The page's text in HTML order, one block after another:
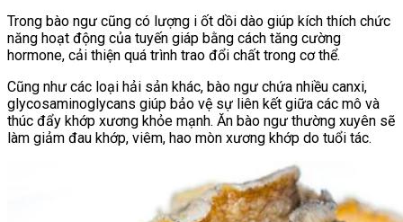
Trong bào ngư cũng có lượng i ốt dồi dào giúp kích thích chức
năng hoạt động của tuyến giáp bằng cách tăng cường
hormone, cải thiện quá trình trao đổi chất trong cơ thể.
Cũng như các loại hải sản khác, bào ngư chứa nhiều canxi,
glycosaminoglycans giúp bảo vệ sự liên kết giữa các mô và
thúc đẩy khớp xương khỏe mạnh. Ăn bào ngư thường xuyên sẽ
làm giảm đau khớp, viêm, hao mòn xương khớp do tuổi tác.